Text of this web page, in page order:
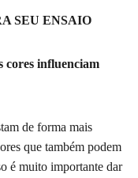
SEU ENSAIO
cores influenciam
de forma mais
que também podem
é muito importante dar